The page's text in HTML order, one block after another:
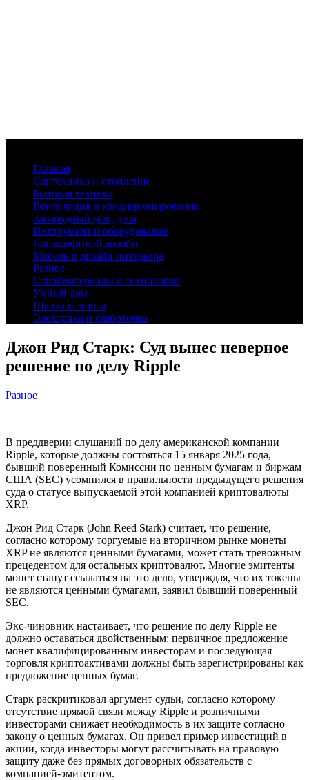
Главная
Сантехника и отопление
Бытовая техника
Вентиляция и кондиционирование
Загородный дом, дача
Инструмент и оборудование
Ландшафтный дизайн
Мебель и дизайн интерьера
Разное
Стройматериалы и технологии
Умный дом
Школа ремонта
Электрика и слаботочка
Джон Рид Старк: Суд вынес неверное
решение по делу Ripple
Разное
В преддверии слушаний по делу американской компании
Ripple, которые должны состояться 15 января 2025 года,
бывший поверенный Комиссии по ценным бумагам и биржам
США (SEC) усомнился в правильности предыдущего решения
суда о статусе выпускаемой этой компанией криптовалюты
XRP.
Джон Рид Старк (John Reed Stark) считает, что решение,
согласно которому торгуемые на вторичном рынке монеты
XRP не являются ценными бумагами, может стать тревожным
прецедентом для остальных криптовалют. Многие эмитенты
монет станут ссылаться на это дело, утверждая, что их токены
не являются ценными бумагами, заявил бывший поверенный
SEC.
Экс-чиновник настаивает, что решение по делу Ripple не
должно оставаться двойственным: первичное предложение
монет квалифицированным инвесторам и последующая
торговля криптоактивами должны быть зарегистрированы как
предложение ценных бумаг.
Старк раскритиковал аргумент судьи, согласно которому
отсутствие прямой связи между Ripple и розничными
инвесторами снижает необходимость в их защите согласно
закону о ценных бумагах. Он привел пример инвестиций в
акции, когда инвесторы могут рассчитывать на правовую
защиту даже без прямых договорных обязательств с
компанией-эмитентом.